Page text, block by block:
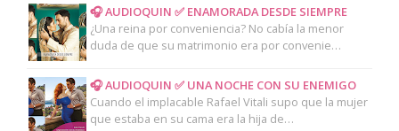
🎧 AUDIOQUIN ✅ ENAMORADA DESDE SIEMPRE
¿Una reina por conveniencia? No cabía la menor
duda de que su matrimonio era por convenie…
🎧 AUDIOQUIN ✅ UNA NOCHE CON SU ENEMIGO
Cuando el implacable Rafael Vitali supo que la mujer
que estaba en su cama era la hija de…